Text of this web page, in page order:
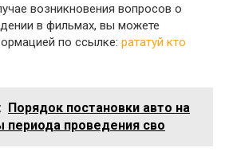
возникновения вопросов о
в фильмах, вы можете
по ссылке: рататуй кто
Порядок постановки авто на
периода проведения сво